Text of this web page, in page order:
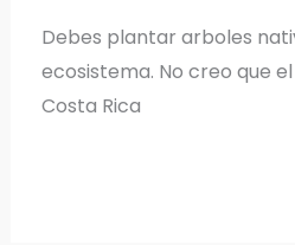
Debes plantar arboles
ecosistema. No creo que
Costa Rica